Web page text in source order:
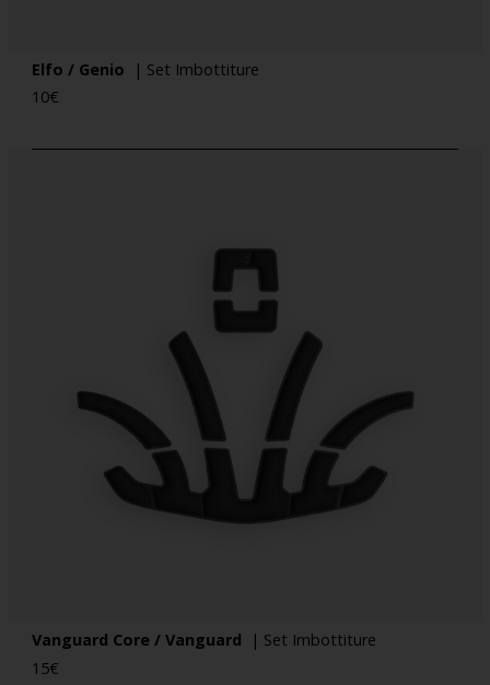
Elfo / Genio
| Set Imbottiture
10€
Vanguard Core / Vanguard
| Set Imbottiture
15€